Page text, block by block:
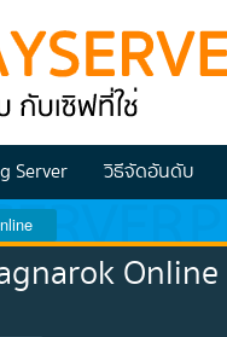
Server วิธีจัดอันดับ
Online